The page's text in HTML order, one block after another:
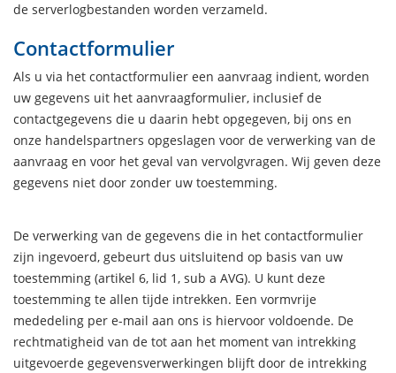
de serverlogbestanden worden verzameld.
Contactformulier
Als u via het contactformulier een aanvraag indient, worden
uw gegevens uit het aanvraagformulier, inclusief de
contactgegevens die u daarin hebt opgegeven, bij ons en
onze handelspartners opgeslagen voor de verwerking van de
aanvraag en voor het geval van vervolgvragen. Wij geven deze
gegevens niet door zonder uw toestemming.
De verwerking van de gegevens die in het contactformulier
zijn ingevoerd, gebeurt dus uitsluitend op basis van uw
toestemming (artikel 6, lid 1, sub a AVG). U kunt deze
toestemming te allen tijde intrekken. Een vormvrije
mededeling per e-mail aan ons is hiervoor voldoende. De
rechtmatigheid van de tot aan het moment van intrekking
uitgevoerde gegevensverwerkingen blijft door de intrekking